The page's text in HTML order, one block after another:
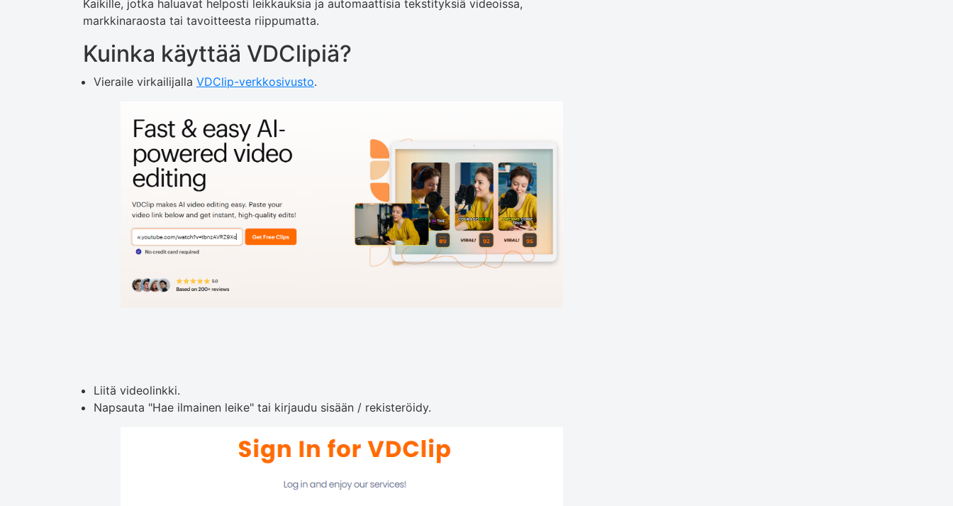
Kaikille, jotka haluavat helposti leikkauksia ja automaattisia tekstityksiä videoissa,
markkinaraosta tai tavoitteesta riippumatta.
Kuinka käyttää VDClipiä?
Vieraile virkailijalla VDClip-verkkosivusto.
Liitä videolinkki.
Napsauta "Hae ilmainen leike" tai kirjaudu sisään / rekisteröidy.